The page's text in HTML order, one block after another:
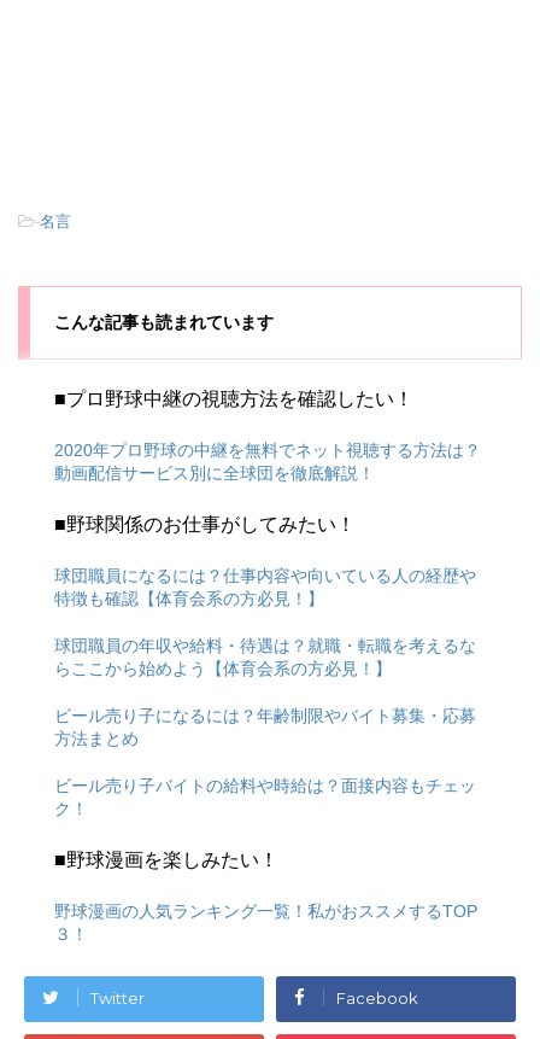
-名言
こんな記事も読まれています
■プロ野球中継の視聴方法を確認したい！
2020年プロ野球の中継を無料でネット視聴する方法は？
動画配信サービス別に全球団を徹底解説！
■野球関係のお仕事がしてみたい！
球団職員になるには？仕事内容や向いている人の経歴や
特徴も確認【体育会系の方必見！】
球団職員の年収や給料・待遇は？就職・転職を考えるな
らここから始めよう【体育会系の方必見！】
ビール売り子になるには？年齢制限やバイト募集・応募
方法まとめ
ビール売り子バイトの給料や時給は？面接内容もチェッ
ク！
■野球漫画を楽しみたい！
野球漫画の人気ランキング一覧！私がおススメするTOP
３！
Twitter Facebook